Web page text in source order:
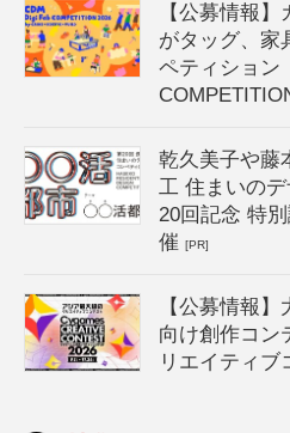
【公募情報
がタッグ、家
ペティション
乾久美子や藤
工 住まいの
20回記念 特
催[PR]
【公募情報
向け創作コン
リエイティブ